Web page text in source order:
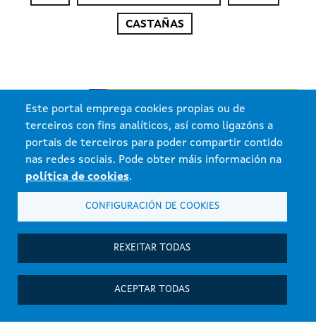
Este portal emprega cookies propias ou de
terceiros con fins analíticos, así como ligazóns a
portais de terceiros para poder compartir contido
nas redes sociais. Pode obter máis información na
política de cookies.
CONFIGURACIÓN DE COOKIES
REXEITAR TODAS
ACEPTAR TODAS
CASTAÑAS
Accesibilidade